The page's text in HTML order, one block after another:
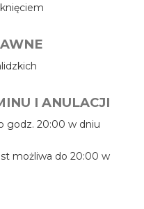
I ANULACJI
godz. 20:00 w dniu
możliwa do 20:00 w